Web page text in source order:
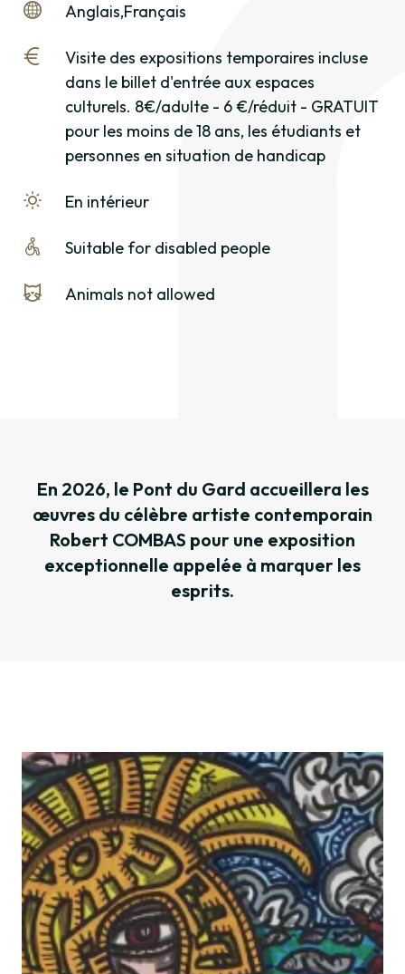
Anglais Français
Visite des expositions temporaires incluse
dans le billet d'entrée aux espaces
culturels. 8€/adulte - 6 €/réduit - GRATUIT
pour les moins de 18 ans, les étudiants et
personnes en situation de handicap
En intérieur
Suitable for disabled people
Animals not allowed
En 2026, le Pont du Gard accueillera les
œuvres du célèbre artiste contemporain
Robert COMBAS pour une exposition
exceptionnelle appelée à marquer les
esprits.